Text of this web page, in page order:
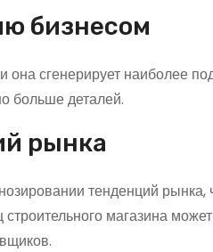
бизнесом
сгенерирует наиболее
больше деталей.
рынка
тенденций рынка,
магазина